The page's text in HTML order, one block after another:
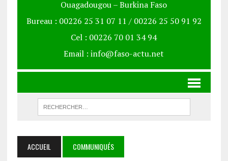
Ouagadougou – Burkina Faso
Bureau : 00226 25 31 07 11 / 00226 25 50 91 92
Cel : 00226 70 01 34 94
Email : info@faso-actu.net
ACCUEIL COMMUNIQUÉS